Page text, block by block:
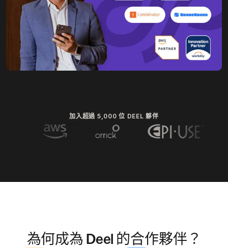
加入超過 5,000 位 DEEL 夥伴
為何成為 Deel 的合作夥伴？